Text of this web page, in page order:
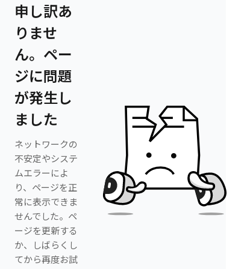
申し訳あ
りませ
ん。ペー
ジに問題
が発生し
ました
ネットワークの
不安定やシステ
ムエラーによ
り、ページを正
常に表示できま
せんでした。ペ
ージを更新する
か、しばらくし
てから再度お試